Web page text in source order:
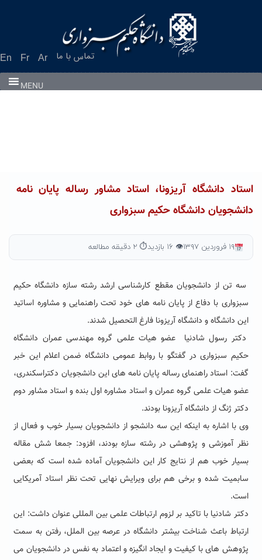
En Fr Ar تماس با ما
MENU
استاد دانشگاه آریزونا، استاد مشاور رساله پایان نامه
دانشجویان دانشگاه حکیم سبزواری
۱۹ فروردین ۱۳۹۷ 👁 ۱۶ بازدید ⏱ ۲ دقیقه مطالعه
سه تن از دانشجویان مقطع کارشناسی ارشد رشته سازه دانشگاه حکیم
سبزواری با دفاع از پایان نامه های خود تحت راهنمایی و مشاوره اساتید
این دانشگاه و دانشگاه آریزونا فارغ التحصیل شدند.
دکتر رسول شادنیا عضو هیات علمی گروه مهندسی عمران دانشگاه
حکیم سبزواری در گفتگو با روابط عمومی دانشگاه ضمن اعلام این خبر
گفت: استاد راهنمای رساله پایان نامه های این دانشجویان دکتراسکندری،
عضو هیات علمی گروه عمران و استاد مشاوره اول بنده و استاد مشاور دوم
دکتر ژنگ از دانشگاه آریزونا بودند.
وی با اشاره به اینکه این سه دانشجو از دانشجویان بسیار خوب و فعال از
نظر آموزشی و پژوهشی در رشته سازه بودند، افزود: جمعا شش مقاله
بسیار خوب هم از نتایج کار این دانشجویان آماده شده است که بعضی
سابمیت شده و برخی هم برای ویرایش نهایی تحت نظر استاد آمریکایی
است.
دکتر شادنیا با تاکید بر لزوم ارتباطات علمی بین المللی عنوان داشت: این
ارتباط باعث شناخت بیشتر دانشگاه در عرصه بین الملل، رفتن به سمت
پژوهش های با کیفیت و ایجاد انگیزه و اعتماد به نفس در دانشجویان می